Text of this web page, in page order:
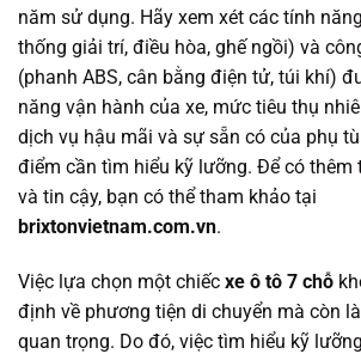
năm sử dụng. Hãy xem xét các tính
thống giải trí, điều hòa, ghế ngồi) và
(phanh ABS, cân bằng điện tử, túi khí)
năng vận hành của xe, mức tiêu thụ
dịch vụ hậu mãi và sự sẵn có của phụ
điểm cần tìm hiểu kỹ lưỡng. Để có thêm
và tin cậy, bạn có thể tham khảo tại
brixtonvietnam.com.vn.
Việc lựa chọn một chiếc xe ô tô 7 chỗ
định về phương tiện di chuyển mà còn
quan trọng. Do đó, việc tìm hiểu kỹ